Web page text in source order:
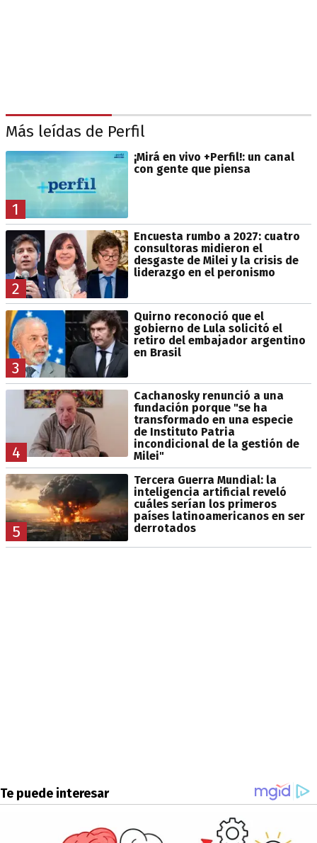
Más leídas de Perfil
1
¡Mirá en vivo +Perfil!: un canal
con gente que piensa
2
Encuesta rumbo a 2027: cuatro
consultoras midieron el
desgaste de Milei y la crisis de
liderazgo en el peronismo
3
Quirno reconoció que el
gobierno de Lula solicitó el
retiro del embajador argentino
en Brasil
4
Cachanosky renunció a una
fundación porque "se ha
transformado en una especie
de Instituto Patria
incondicional de la gestión de
Milei"
5
Tercera Guerra Mundial: la
inteligencia artificial reveló
cuáles serían los primeros
países latinoamericanos en ser
derrotados